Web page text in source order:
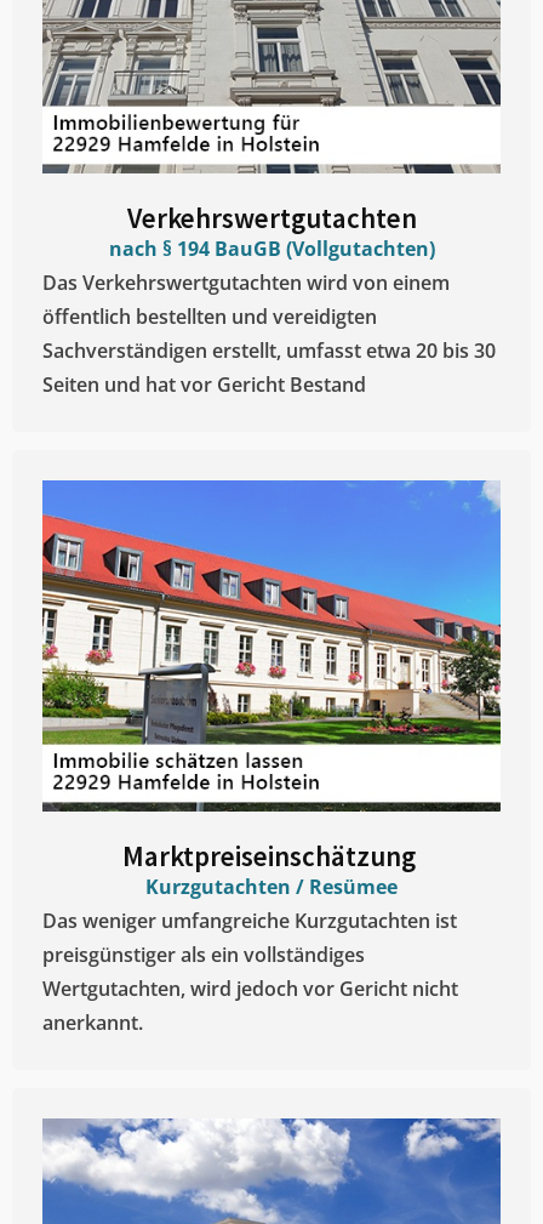
Verkehrswertgutachten
nach § 194 BauGB (Vollgutachten)
Das Verkehrswertgutachten wird von einem
öffentlich bestellten und vereidigten
Sachverständigen erstellt, umfasst etwa 20 bis 30
Seiten und hat vor Gericht Bestand
Marktpreiseinschätzung ​
Kurzgutachten / Resümee
Das weniger umfangreiche Kurzgutachten ist
preisgünstiger als ein vollständiges
Wertgutachten, wird jedoch vor Gericht nicht
anerkannt.